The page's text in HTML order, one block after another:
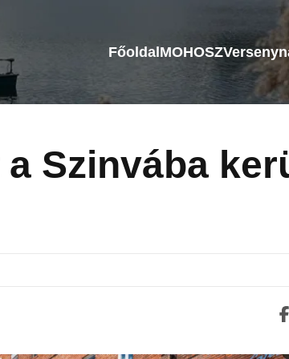
FőoldalMOHOSZ
Szinvába